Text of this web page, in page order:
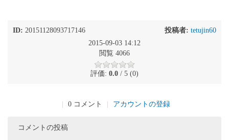
ID: 20151128093717146 投稿者: tetujin60
2015-09-03 14:12
閲覧 4066
評価: 0.0 / 5 (0)
0 コメント アカウントの登録
コメントの投稿